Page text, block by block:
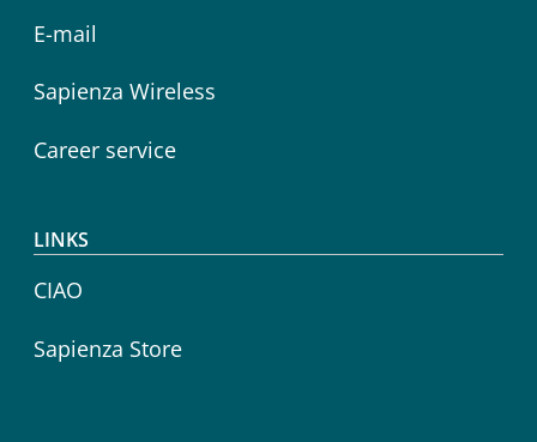
E-mail
Sapienza Wireless
Career service
LINKS
CIAO
Sapienza Store